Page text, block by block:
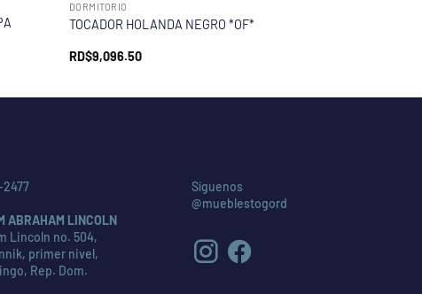
DORMITORIO
TOCADOR HOLANDA NEGRO *OF*
RD$9,096.50
2477
ABRAHAM LINCOLN
Lincoln no. 504,
primer nivel,
Rep. Dom.
Síguenos
@mueblestogord